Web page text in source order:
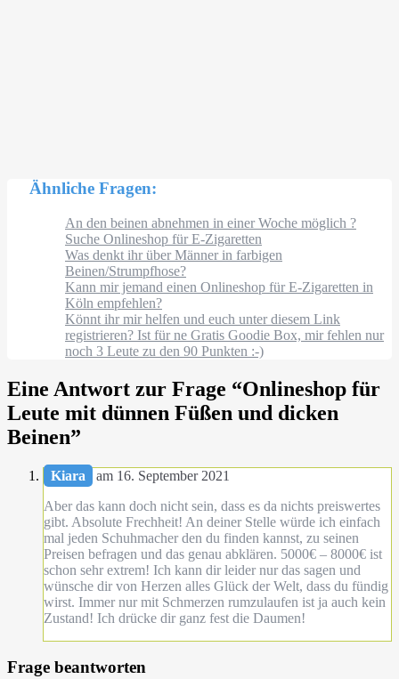
Ähnliche Fragen:
An den beinen abnehmen in einer Woche möglich ?
Suche Onlineshop für E-Zigaretten
Was denkt ihr über Männer in farbigen
Beinen/Strumpfhose?
Kann mir jemand einen Onlineshop für E-Zigaretten in
Köln empfehlen?
Könnt ihr mir helfen und euch unter diesem Link
registrieren? Ist für ne Gratis Goodie Box, mir fehlen nur
noch 3 Leute zu den 90 Punkten :-)
Eine Antwort zur Frage “Onlineshop für
Leute mit dünnen Füßen und dicken
Beinen”
Kiara
am 16. September 2021
Aber das kann doch nicht sein, dass es da nichts preiswertes
gibt. Absolute Frechheit! An deiner Stelle würde ich einfach
mal jeden Schuhmacher den du finden kannst, zu seinen
Preisen befragen und das genau abklären. 5000€ – 8000€ ist
schon sehr extrem! Ich kann dir leider nur das sagen und
wünsche dir von Herzen alles Glück der Welt, dass du fündig
wirst. Immer nur mit Schmerzen rumzulaufen ist ja auch kein
Zustand! Ich drücke dir ganz fest die Daumen!
Frage beantworten